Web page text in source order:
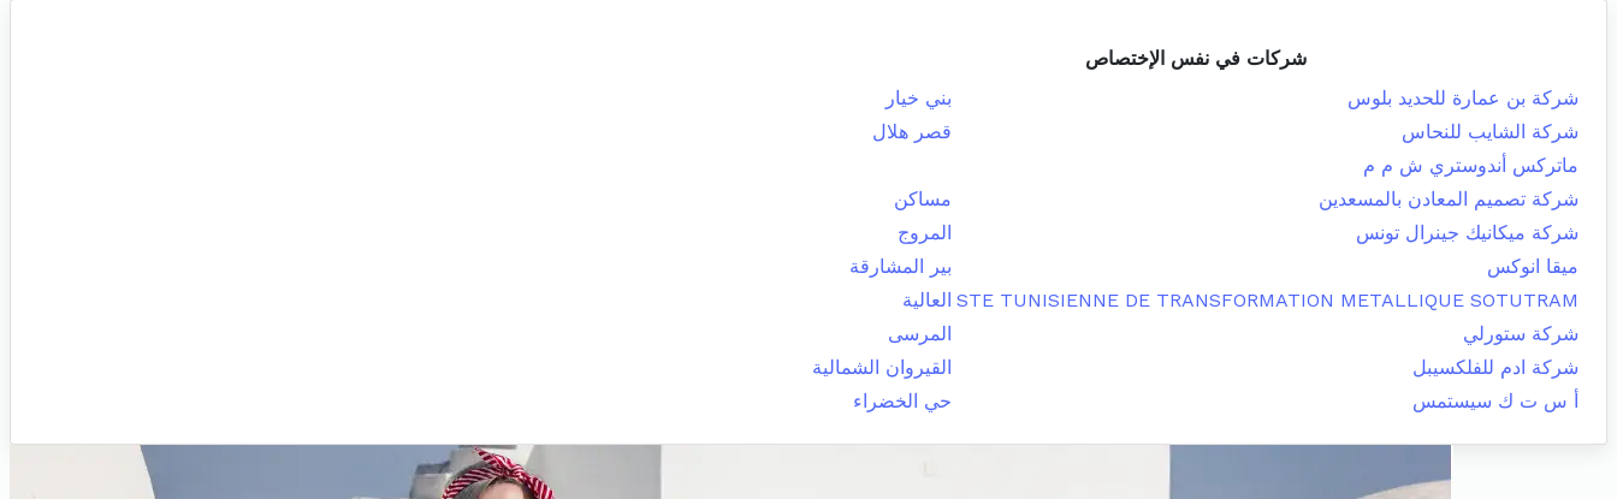
شركات في نفس الإختصاص
شركة بن عمارة للحديد بلوس
بني خيار
شركة الشايب للنحاس
قصر هلال
ماتركس أندوستري ش م م
شركة تصميم المعادن بالمسعدين
مساكن
شركة ميكانيك جينرال تونس
المروج
ميقا انوكس
بير المشارقة
STE TUNISIENNE DE TRANSFORMATION METALLIQUE SOTUTRAM العالية
شركة ستورلي
المرسى
شركة ادم للفلكسيبل
القيروان الشمالية
أ س ت ك سيستمس
حي الخضراء